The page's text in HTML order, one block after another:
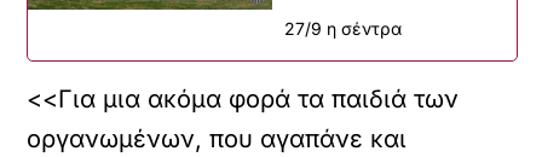
27/9 η σέντρα
<<Για μια ακόμα φορά τα παιδιά των
οργανωμένων, που αγαπάνε και